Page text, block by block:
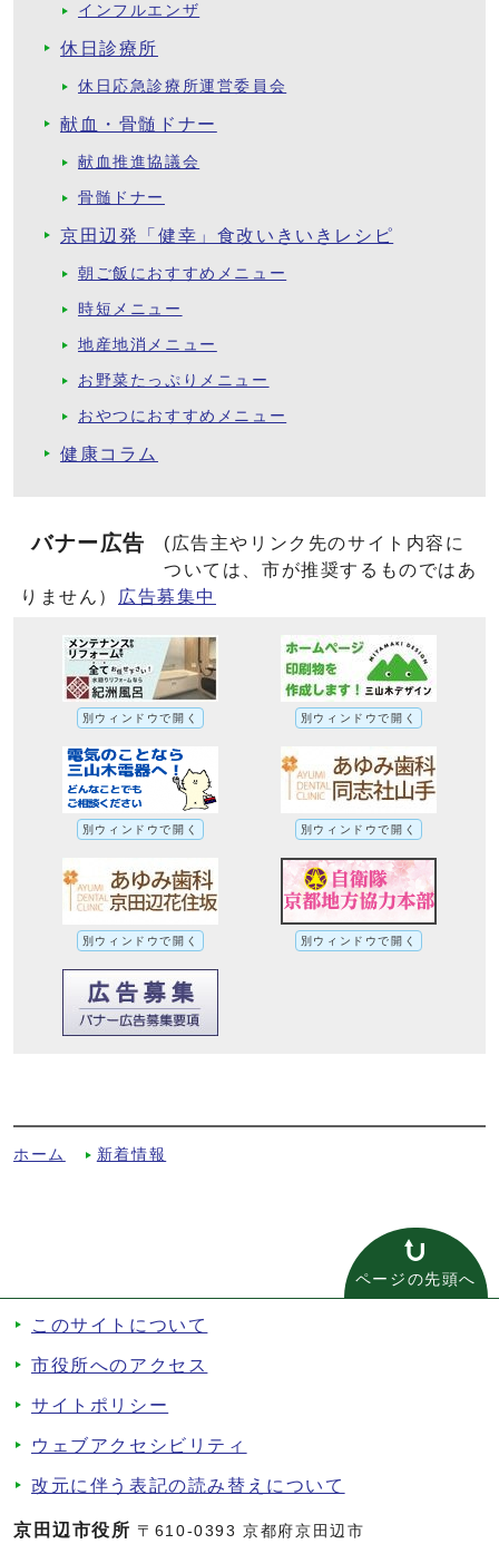
インフルエンザ
休日診療所
休日応急診療所運営委員会
献血・骨髄ドナー
献血推進協議会
骨髄ドナー
京田辺発「健幸」食改いきいきレシピ
朝ご飯におすすめメニュー
時短メニュー
地産地消メニュー
お野菜たっぷりメニュー
おやつにおすすめメニュー
健康コラム
バナー広告
(広告主やリンク先のサイト内容に
ついては、市が推奨するものではあ
りません）
広告募集中
別ウィンドウで開く 別ウィンドウで開く
別ウィンドウで開く 別ウィンドウで開く
別ウィンドウで開く 別ウィンドウで開く
ホーム 新着情報
ページの先頭へ
このサイトについて
市役所へのアクセス
サイトポリシー
ウェブアクセシビリティ
改元に伴う表記の読み替えについて
京田辺市役所 〒610-0393 京都府京田辺市